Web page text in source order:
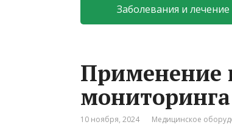
Заболевания и лечение
Применение
10 ноября, 2024 Медицинское